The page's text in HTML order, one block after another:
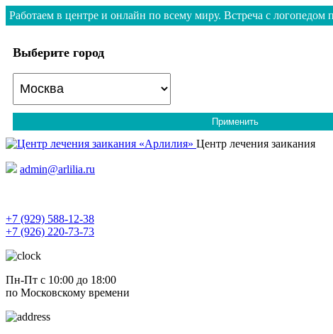
Работаем в центре и онлайн по всему миру. Встреча с логопедом
Выберите город
Применить
Центр лечения заикания
admin@arlilia.ru
+7 (929) 588-12-38
+7 (926) 220-73-73
Пн-Пт с 10:00 до 18:00
по Московскому времени